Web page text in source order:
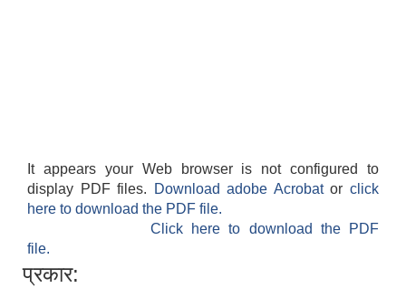
It appears your Web browser is not configured to
display PDF files.
Download adobe Acrobatorclick
here to download the PDF file.
Click here to download the PDF
file.
प्रकार: